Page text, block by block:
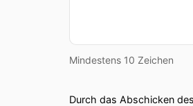
Mindestens 10 Zeichen
Durch das Abschicken